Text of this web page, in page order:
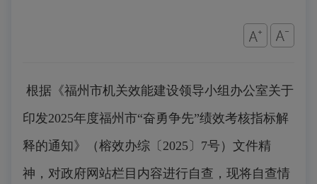
根据《福州市机关效能建设领导小组办公室关于
印发2025年度福州市“奋勇争先”绩效考核指标解
释的通知》（榕效办综〔2025〕7号）文件精
神，对政府网站栏目内容进行自查，现将自查情